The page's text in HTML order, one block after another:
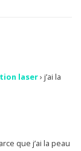
laser› j’ai la
que j’ai la peau